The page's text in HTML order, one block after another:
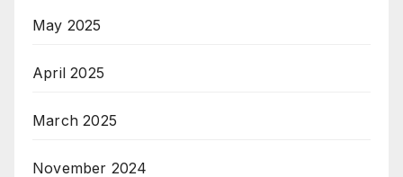
May 2025
April 2025
March 2025
November 2024